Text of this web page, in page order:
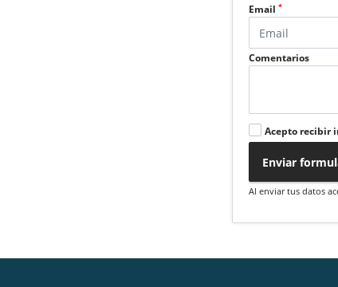
Email*
Comentarios
Acepto recibir
Enviar
Al enviar tus datos